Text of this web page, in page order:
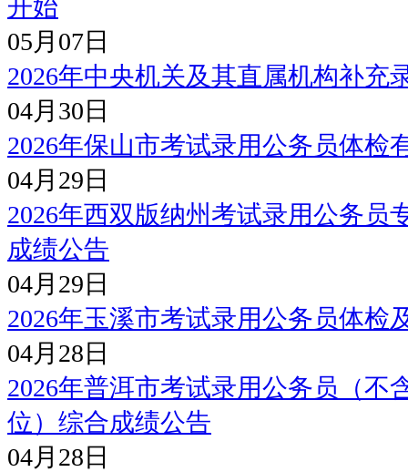
开始
05月07日
2026年中央机关及其直属机构补充
04月30日
2026年保山市考试录用公务员体检
04月29日
2026年西双版纳州考试录用公务员
成绩公告
04月29日
2026年玉溪市考试录用公务员体检
04月28日
2026年普洱市考试录用公务员（不
位）综合成绩公告
04月28日